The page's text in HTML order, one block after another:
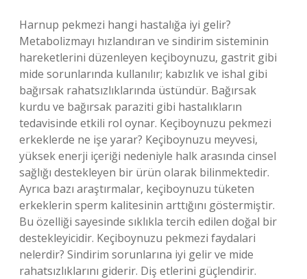
Harnup pekmezi hangi hastalığa iyi gelir?
Metabolizmayı hızlandıran ve sindirim sisteminin
hareketlerini düzenleyen keçiboynuzu, gastrit gibi
mide sorunlarında kullanılır; kabızlık ve ishal gibi
bağırsak rahatsızlıklarında üstündür. Bağırsak
kurdu ve bağırsak paraziti gibi hastalıkların
tedavisinde etkili rol oynar. Keçiboynuzu pekmezi
erkeklerde ne işe yarar? Keçiboynuzu meyvesi,
yüksek enerji içeriği nedeniyle halk arasında cinsel
sağlığı destekleyen bir ürün olarak bilinmektedir.
Ayrıca bazı araştırmalar, keçiboynuzu tüketen
erkeklerin sperm kalitesinin arttığını göstermiştir.
Bu özelliği sayesinde sıklıkla tercih edilen doğal bir
destekleyicidir. Keçiboynuzu pekmezi faydalari
nelerdir? Sindirim sorunlarına iyi gelir ve mide
rahatsızlıklarını giderir. Diş etlerini güçlendirir.